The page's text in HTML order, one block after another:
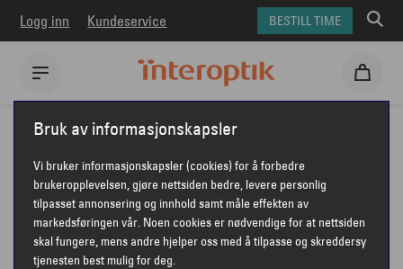
Logg inn Kundeservice BESTILL TIME
Interoptik Kontaktlinser
Proclear kontaktlinser
PROCLEAR 1-DAY MULTIFOCAL
PROCLEAR
Bruk av informasjonskapsler
Vi bruker informasjonskapsler (cookies) for å forbedre
brukeropplevelsen, gjøre nettsiden bedre, levere personlig
tilpasset annonsering og innhold samt måle effekten av
markedsføringen vår. Noen cookies er nødvendige for at nettsiden
skal fungere, mens andre hjelper oss med å tilpasse og skreddersy
tjenesten best mulig for deg.